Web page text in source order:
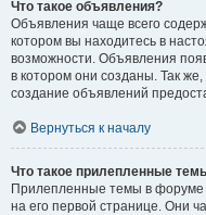
Что такое объявления?
Объявления чаще всего
котором вы находитесь в
возможности. Объявления
в котором они созданы. Так
создание объявлений
Вернуться к началу
Что такое прилепленные
Прилепленные темы в форуме
на его первой странице. Они